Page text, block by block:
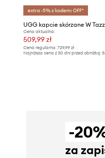
extra -5% z kodem: OFF*
UGG kapcie skórzane W
Cena aktualna:
509,99 zł
Cena regularna: 729,99 zł
Najniższa cena z 30 dni przed obniżką:
-
za